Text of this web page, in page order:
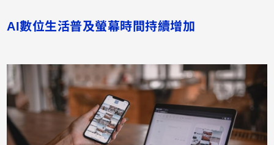
AI數位生活普及螢幕時間持續增加